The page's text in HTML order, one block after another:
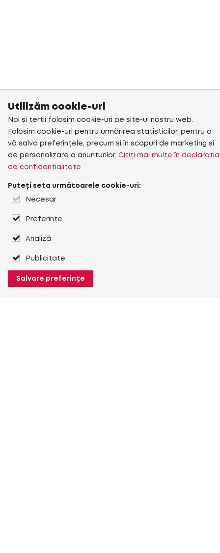
Utilizăm cookie-uri
Noi și terții folosim cookie-uri pe site-ul nostru web.
Folosim cookie-uri pentru urmărirea statisticilor, pentru a
vă salva preferințele, precum și în scopuri de marketing și
de personalizare a anunțurilor. Citiți mai multe în declarația
de confidențialitate
Puteți seta următoarele cookie-uri:
Necesar
Preferințe
Analiză
Publicitate
Salvare preferințe